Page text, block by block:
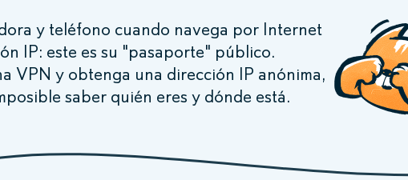
y teléfono cuando navega por Internet
IP: este es su "pasaporte" público.
VPN y obtenga una dirección IP anónima,
saber quién eres y dónde está.